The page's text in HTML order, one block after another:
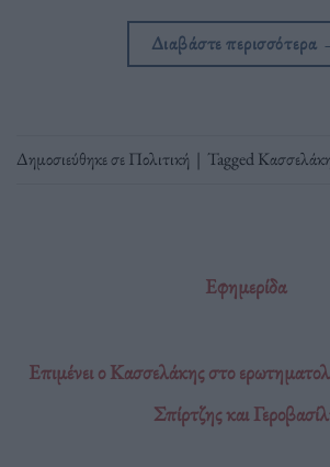
Διαβάστε περισσότερα
Δημοσιεύθηκε σεΠολιτική | Tagged
Εφημερίδα
Επιμένει ο Κασσελάκης στο
Σπίρτζης και